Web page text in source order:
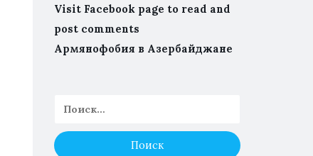
Visit Facebook page to read and
post comments
Армянофобия в Азербайджане